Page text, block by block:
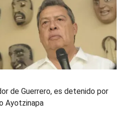
de Guerrero, es detenido por
Ayotzinapa